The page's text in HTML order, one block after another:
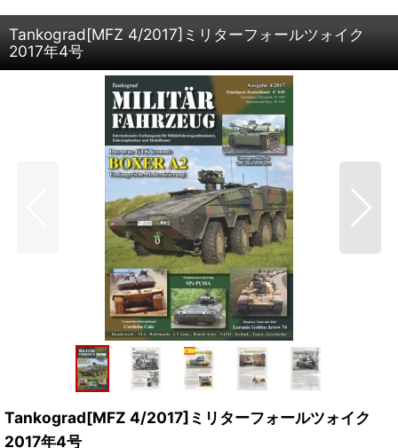
Tankograd[MFZ 4/2017]ミリターフォールツォイク
2017年4号
Tankograd[MFZ 4/2017]ミリターフォールツォイク
2017年4号